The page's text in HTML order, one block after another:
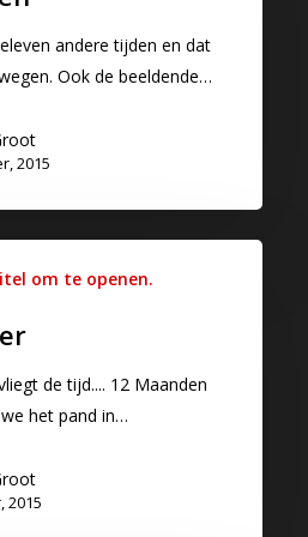
andere tijden en dat
Ook de beeldende…
2015
om te openen.
de tijd.... 12 Maanden
het pand in…
2015